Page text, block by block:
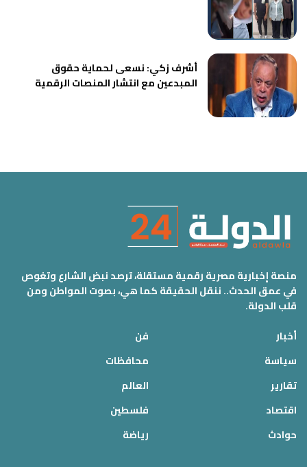
أشرف زكي: نسعى لحماية حقوق
المبدعين مع انتشار المنصات الرقمية
منصة إخبارية مصرية رقمية مستقلة، ترصد نبض الشارع وتغوص
في عمق الحدث.. ننقل الحقيقة كما هي، بصوت المواطن ومن
قلب الدولة.
أخبار
سياسة
تقارير
اقتصاد
حوادث
فن
محافظات
العالم
فلسطين
رياضة